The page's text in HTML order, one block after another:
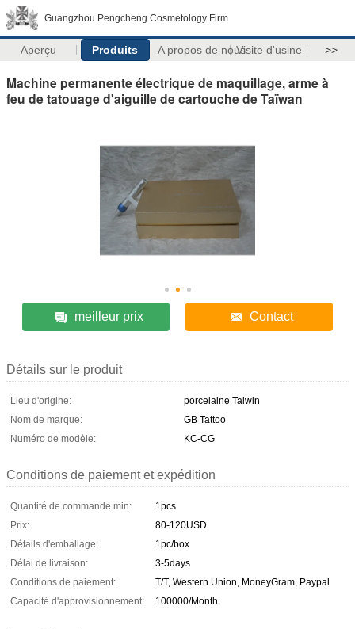
Guangzhou Pengcheng Cosmetology Firm
Aperçu Produits A propos de nousVisite d'usine >>
Machine permanente électrique de maquillage, arme à
feu de tatouage d'aiguille de cartouche de Taïwan
meilleur prix Contact
Détails sur le produit
Lieu d'origine:
porcelaine Taiwin
Nom de marque:
GB Tattoo
Numéro de modèle:
KC-CG
Conditions de paiement et expédition
Quantité de commande min:
1pcs
Prix:
80-120USD
Détails d'emballage:
1pc/box
Délai de livraison:
3-5days
Conditions de paiement:
T/T, Western Union, MoneyGram, Paypal
Capacité d'approvisionnement:
100000/Month